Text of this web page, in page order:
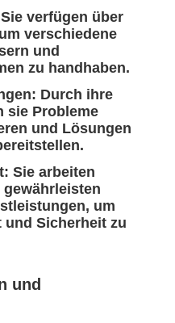
Sie verfügen über
verschiedene
und
zu handhaben.
Durch ihre
sie Probleme
und Lösungen
Sie arbeiten
um
und Sicherheit zu
und